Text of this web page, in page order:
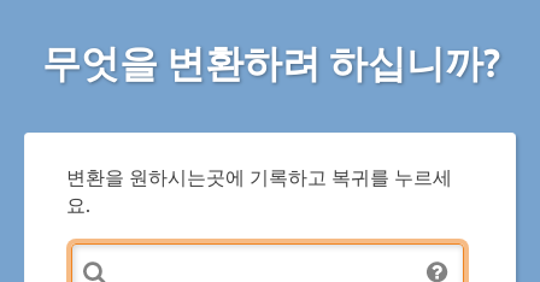
무엇을 변환하려 하십니까?
변환을 원하시는곳에 기록하고 복귀를 누르세
요.